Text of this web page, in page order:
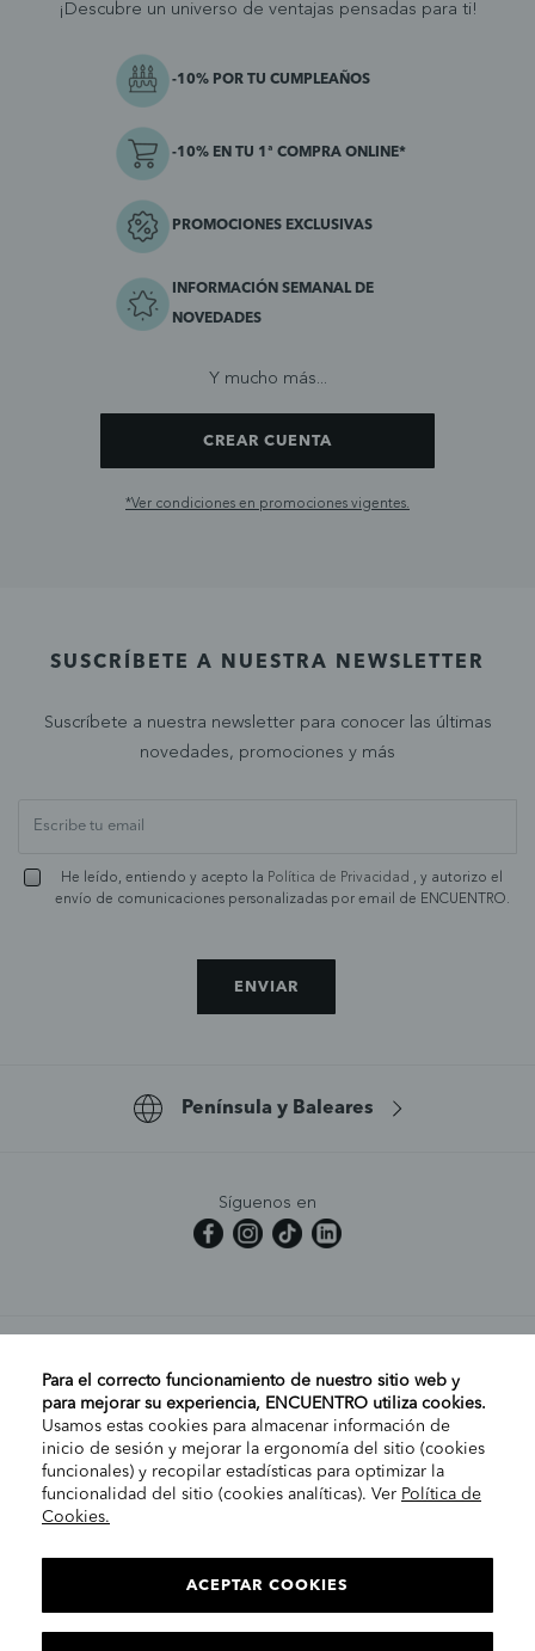
Contacto
¡Descubre un universo de ventajas pensadas para ti!
-10% POR TU CUMPLEAÑOS
-10% EN TU 1ª COMPRA ONLINE*
PROMOCIONES EXCLUSIVAS
INFORMACIÓN SEMANAL DE
NOVEDADES
Y mucho más...
CREAR CUENTA
*Ver condiciones en promociones vigentes.
SUSCRÍBETE A NUESTRA NEWSLETTER
Suscríbete a nuestra newsletter para conocer las últimas
novedades, promociones y más
He leído, entiendo y acepto la Política de Privacidad , y autorizo el
envío de comunicaciones personalizadas por email de ENCUENTRO.
ENVIAR
Península y Baleares
Síguenos en
MI CUENTA
AYUDA
EMPRESA
INFORMACIÓN LEGAL
Para el correcto funcionamiento de nuestro sitio web y
para mejorar su experiencia, ENCUENTRO utiliza cookies.
Usamos estas cookies para almacenar información de
inicio de sesión y mejorar la ergonomía del sitio (cookies
funcionales) y recopilar estadísticas para optimizar la
funcionalidad del sitio (cookies analíticas). Ver Política de
Cookies.
ACEPTAR COOKIES